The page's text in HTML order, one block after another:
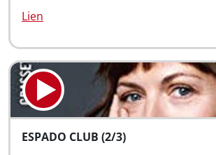
Lien
ESPADO CLUB (2/3)